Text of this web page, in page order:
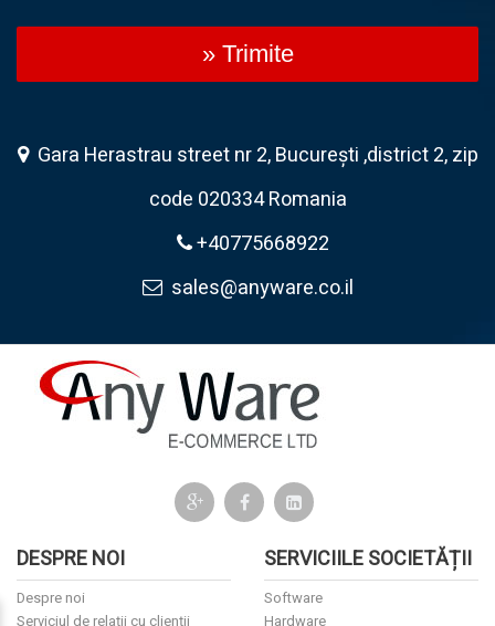
» Trimite
Gara Herastrau street nr 2, București ,district 2, zip
code 020334 Romania
+40775668922
sales@anyware.co.il
DESPRE NOI
Despre noi
Serviciul de relații cu clienții
SERVICIILE SOCIETĂȚII
Software
Hardware